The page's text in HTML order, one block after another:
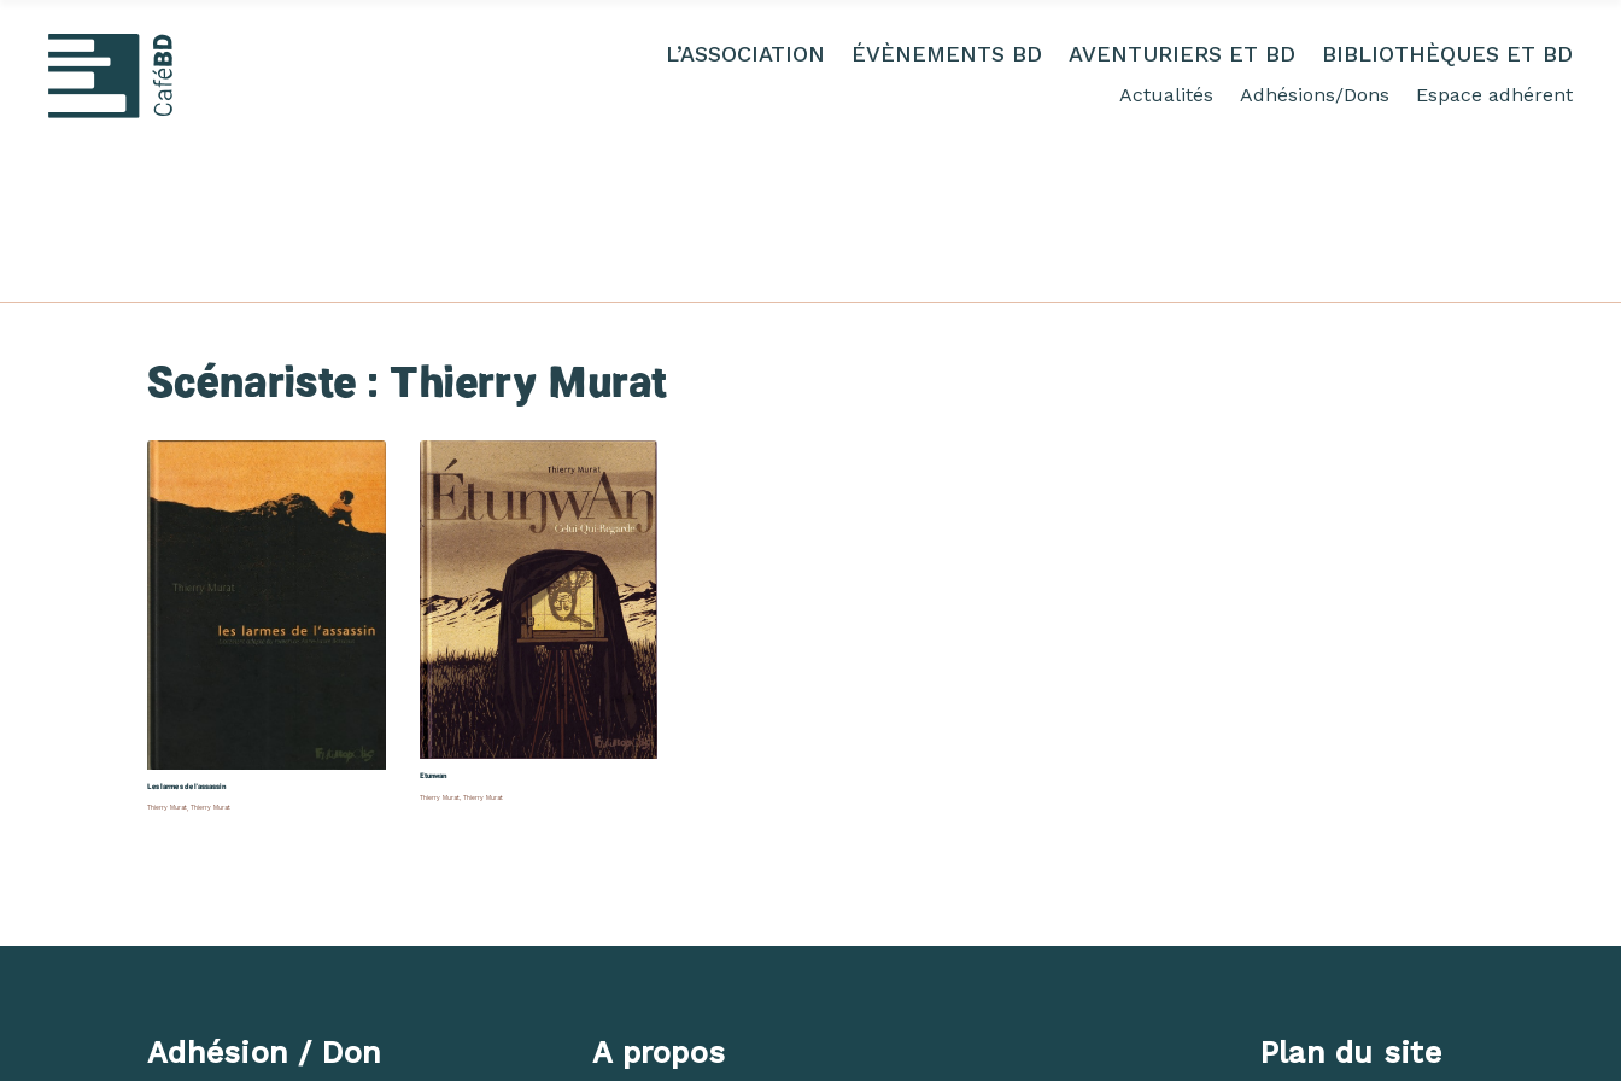
L’ASSOCIATION ÉVÈNEMENTS BD AVENTURIERS ET BD BIBLIOTHÈQUES ET BD
Actualités Adhésions/Dons Espace adhérent
Scénariste : Thierry Murat
Les larmes de l’assassin
Thierry Murat Thierry Murat
Etunwan
Thierry Murat, Thierry Murat
Adhésion / Don A propos Plan du site